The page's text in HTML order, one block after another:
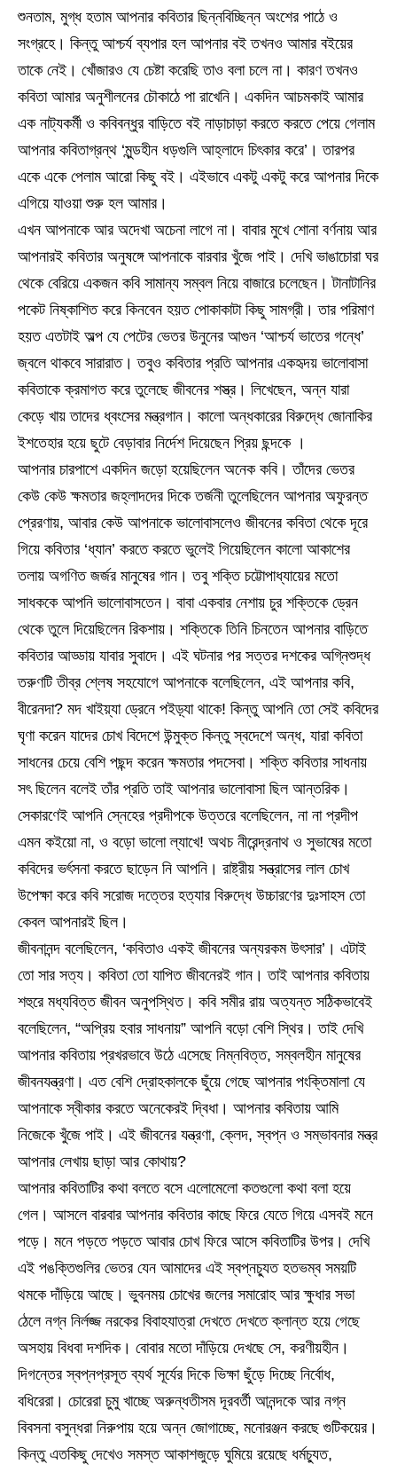
শুনতাম, মুগ্ধ হতাম আপনার কবিতার ছিন্নবিচ্ছিন্ন অংশের পাঠে ও
সংগ্রহে। কিন্তু আশ্চর্য ব্যপার হল আপনার বই তখনও আমার বইয়ের
তাকে নেই। খোঁজারও যে চেষ্টা করেছি তাও বলা চলে না। কারণ তখনও
কবিতা আমার অনুশীলনের চৌকাঠে পা রাখেনি। একদিন আচমকাই আমার
এক নাট্যকর্মী ও কবিবন্ধুর বাড়িতে বই নাড়াচাড়া করতে করতে পেয়ে গেলাম
আপনার কবিতাগ্রন্থ ‘মুন্ডহীন ধড়গুলি আহ্লাদে চিৎকার করে’। তারপর
একে একে পেলাম আরো কিছু বই। এইভাবে একটু একটু করে আপনার দিকে
এগিয়ে যাওয়া শুরু হল আমার।
এখন আপনাকে আর অদেখা অচেনা লাগে না। বাবার মুখে শোনা বর্ণনায় আর
আপনারই কবিতার অনুষঙ্গে আপনাকে বারবার খুঁজে পাই। দেখি ভাঙাচোরা ঘর
থেকে বেরিয়ে একজন কবি সামান্য সম্বল নিয়ে বাজারে চলেছেন। টানাটানির
পকেট নিষ্কাশিত করে কিনবেন হয়ত পোকাকাটা কিছু সামগ্রী। তার পরিমাণ
হয়ত এতটাই অল্প যে পেটের ভেতর উনুনের আগুন ‘আশ্চর্য ভাতের গন্ধে’
জ্বলে থাকবে সারারাত। তবুও কবিতার প্রতি আপনার একহৃদয় ভালোবাসা
কবিতাকে ক্রমাগত করে তুলেছে জীবনের শস্ত্র। লিখেছেন, অন্ন যারা
কেড়ে খায় তাদের ধ্বংসের মন্ত্রগান। কালো অন্ধকারের বিরুদ্ধে জোনাকির
ইশতেহার হয়ে ছুটে বেড়াবার নির্দেশ দিয়েছেন প্রিয় ছন্দকে ।
আপনার চারপাশে একদিন জড়ো হয়েছিলেন অনেক কবি। তাঁদের ভেতর
কেউ কেউ ক্ষমতার জহ্লাদদের দিকে তর্জনী তুলেছিলেন আপনার অফুরন্ত
প্রেরণায়, আবার কেউ আপনাকে ভালোবাসলেও জীবনের কবিতা থেকে দূরে
গিয়ে কবিতার ‘ধ্যান’ করতে করতে ভুলেই গিয়েছিলেন কালো আকাশের
তলায় অগণিত জর্জর মানুষের গান। তবু শক্তি চট্টোপাধ্যায়ের মতো
সাধককে আপনি ভালোবাসতেন। বাবা একবার নেশায় চুর শক্তিকে ড্রেন
থেকে তুলে দিয়েছিলেন রিকশায়। শক্তিকে তিনি চিনতেন আপনার বাড়িতে
কবিতার আড্ডায় যাবার সুবাদে। এই ঘটনার পর সত্তর দশকের অগ্নিশুদ্ধ
তরুণটি তীব্র শ্লেষ সহযোগে আপনাকে বলেছিলেন, এই আপনার কবি,
বীরেনদা? মদ খাইয়্যা ড্রেনে পইড়্যা থাকে! কিন্তু আপনি তো সেই কবিদের
ঘৃণা করেন যাদের চোখ বিদেশে উন্মুক্ত কিন্তু স্বদেশে অন্ধ, যারা কবিতা
সাধনের চেয়ে বেশি পছন্দ করেন ক্ষমতার পদসেবা। শক্তি কবিতার সাধনায়
সৎ ছিলেন বলেই তাঁর প্রতি তাই আপনার ভালোবাসা ছিল আন্তরিক।
সেকারণেই আপনি স্নেহের প্রদীপকে উত্তরে বলেছিলেন, না না প্রদীপ
এমন কইয়ো না, ও বড়ো ভালো ল্যাখে! অথচ নীরেন্দ্রনাথ ও সুভাষের মতো
কবিদের ভর্ৎসনা করতে ছাড়েন নি আপনি। রাষ্ট্রীয় সন্ত্রাসের লাল চোখ
উপেক্ষা করে কবি সরোজ দত্তের হত্যার বিরুদ্ধে উচ্চারণের দুঃসাহস তো
কেবল আপনারই ছিল।
জীবনানন্দ বলেছিলেন, ‘কবিতাও একই জীবনের অন্যরকম উৎসার’। এটাই
তো সার সত্য। কবিতা তো যাপিত জীবনেরই গান। তাই আপনার কবিতায়
শহুরে মধ্যবিত্ত জীবন অনুপস্থিত। কবি সমীর রায় অত্যন্ত সঠিকভাবেই
বলেছিলেন, “অপ্রিয় হবার সাধনায়” আপনি বড়ো বেশি স্থির। তাই দেখি
আপনার কবিতায় প্রখরভাবে উঠে এসেছে নিম্নবিত্ত, সম্বলহীন মানুষের
জীবনযন্ত্রণা। এত বেশি দ্রোহকালকে ছুঁয়ে গেছে আপনার পংক্তিমালা যে
আপনাকে স্বীকার করতে অনেকেরই দ্বিধা। আপনার কবিতায় আমি
নিজেকে খুঁজে পাই। এই জীবনের যন্ত্রণা, ক্লেদ, স্বপ্ন ও সম্ভাবনার মন্ত্র
আপনার লেখায় ছাড়া আর কোথায়?
আপনার কবিতাটির কথা বলতে বসে এলোমেলো কতগুলো কথা বলা হয়ে
গেল। আসলে বারবার আপনার কবিতার কাছে ফিরে যেতে গিয়ে এসবই মনে
পড়ে। মনে পড়তে পড়তে আবার চোখ ফিরে আসে কবিতাটির উপর। দেখি
এই পঙক্তিগুলির ভেতর যেন আমাদের এই স্বপ্নচ্যুত হতভম্ব সময়টি
থমকে দাঁড়িয়ে আছে। ভুবনময় চোখের জলের সমারোহ আর ক্ষুধার সভা
ঠেলে নগ্ন নির্লজ্জ নরকের বিবাহযাত্রা দেখতে দেখতে ক্লান্ত হয়ে গেছে
অসহায় বিধবা দশদিক। বোবার মতো দাঁড়িয়ে দেখছে সে, করণীয়হীন।
দিগন্তের স্বপ্নপ্রসূত ব্যর্থ সূর্যের দিকে ভিক্ষা ছুঁড়ে দিচ্ছে নির্বোধ,
বধিরেরা। চোরেরা চুমু খাচ্ছে অরুন্ধতীসম দূরবর্তী আনন্দকে আর নগ্ন
বিবসনা বসুন্ধরা নিরুপায় হয়ে অন্ন জোগাচ্ছে, মনোরঞ্জন করছে গুটিকয়ের।
কিন্তু এতকিছু দেখেও সমস্ত আকাশজুড়ে ঘুমিয়ে রয়েছে ধর্মচ্যুত,